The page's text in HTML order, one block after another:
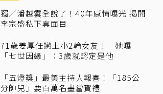
獨／潘越雲全說了！40年感情曝光 揭開
李宗盛私下真面目
71歲姜厚任戀上小2輪女友！ 她曝
「七世因緣」：3歲就認定是他
「五燈獎」最美主持人報喜！「185公
分帥兒」要百萬名畫當賀禮